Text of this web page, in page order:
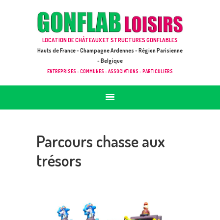
LOCATION DE CHÂTEAUX ET STRUCTURES GONFLABLES
Hauts de France - Champagne Ardennes - Région Parisienne
- Belgique
ENTREPRISES - COMMUNES - ASSOCIATIONS - PARTICULIERS
GONFLAB LOISIRS
ACCUEIL
JEUX À LOUER & PRESTATIONS
CATALOGUE / TARIF
DEMANDE DE DEVIS (SOUS 24H)
Parcours chasse aux
trésors